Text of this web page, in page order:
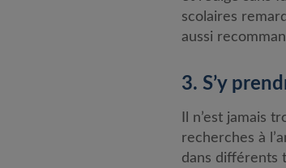
scolaires
aussi
3. S’y
Il n’est jamais
recherches à
dans différents